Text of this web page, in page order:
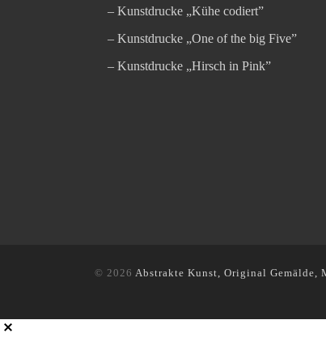
– Kunstdrucke „Kühe codiert”
– Kunstdrucke „One of the big Five”
– Kunstdrucke „Hirsch in Pink”
© 2026 Abstrakte Kunst, Original Gemälde,